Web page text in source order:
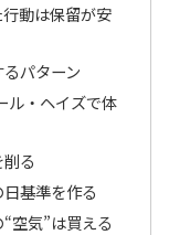
動は保留が安
パターン
ル・ヘイズで体
る
基準を作る
空気”は買える